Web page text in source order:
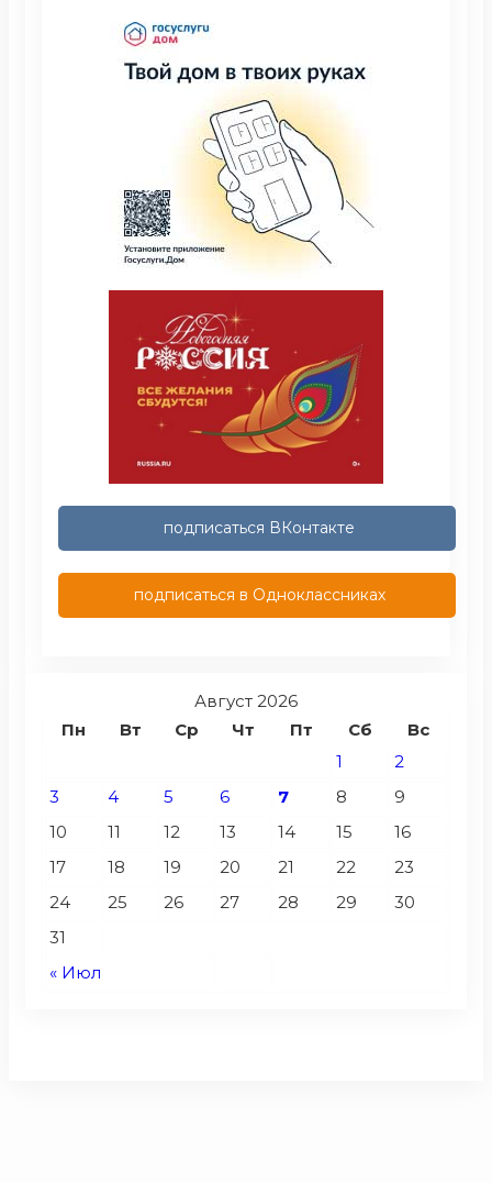
подписаться ВКонтакте
подписаться в Одноклассниках
Август 2026
Пн
Вт Ср Чт Пт Сб Вс
« Июл
1
2
3
4 5 6 7 8
9
10
11 12 13 14 15
16
17
18 19 20 21 22
23
24
25 26 27 28 29
30
31